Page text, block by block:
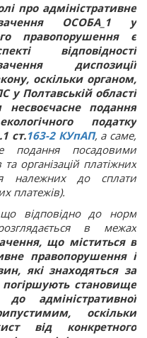
про адміністративне
ОСОБА_1 у
правопорушення є
відповідності
диспозиції
оскільки органом,
у Полтавській області
подання
податку
ст.163-2 КУпАП, а саме,
подання посадовими
організацій платіжних
належних до сплати
платежів).
відповідно до норм
в межах
що міститься в
правопорушення і
які знаходяться за
становище
адміністративної
оскільки
від конкретного